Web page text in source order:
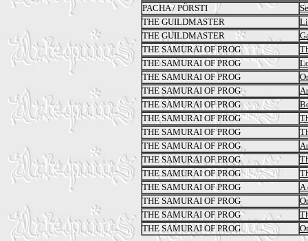
PACHA / PÖRSTI
THE GUILDMASTER
THE GUILDMASTER
THE SAMURAI OF PROG
THE SAMURAI OF PROG
THE SAMURAI OF PROG
THE SAMURAI OF PROG
THE SAMURAI OF PROG
THE SAMURAI OF PROG
THE SAMURAI OF PROG
THE SAMURAI OF PROG
THE SAMURAI OF PROG
THE SAMURAI OF PROG
THE SAMURAI OF PROG
A
THE SAMURAI OF PROG
THE SAMURAI OF PROG
THE SAMURAI OF PROG